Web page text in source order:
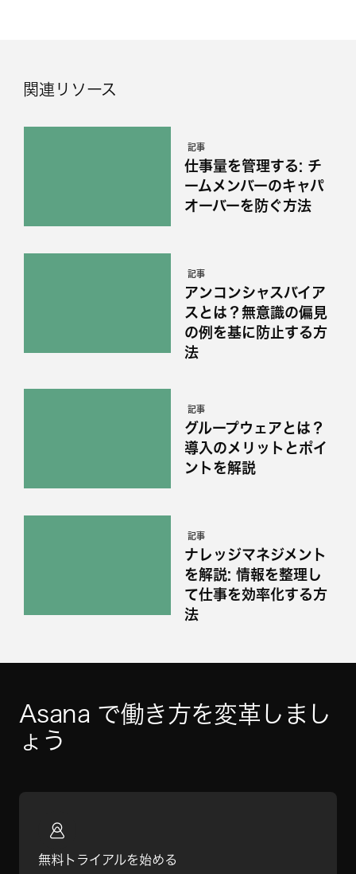
関連リソース
記事
仕事量を管理する: チ
ームメンバーのキャパ
オーバーを防ぐ方法
記事
アンコンシャスバイア
スとは？無意識の偏見
の例を基に防止する方
法
記事
グループウェアとは？
導入のメリットとポイ
ントを解説
記事
ナレッジマネジメント
を解説: 情報を整理し
て仕事を効率化する方
法
Asana で働き方を変革しまし
ょう
無料トライアルを始める